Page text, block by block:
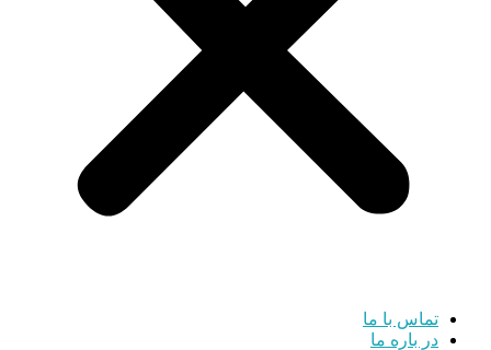
تماس با ما
در باره ما